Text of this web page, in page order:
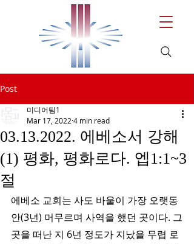
Post
03.13.2022. 에베소서 강해
(1) 평화, 평화로다. 엡1:1~3
절
미디어팀1
Mar 17, 2022 4 min read
에베소 교회는 사도 바울이 가장 오랫동
안(3년) 머무르며 사역을 했던 곳이다. 그
곳을 떠난 지 6년 정도가 지났을 무렵 로